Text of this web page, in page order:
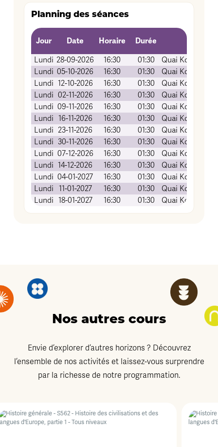
Planning des séances
Jour Date Horaire
Durée
Lundi 28-09-2026 16:30 01:30
Quai Koch
Lundi 05-10-2026 16:30 01:30
Quai Koch
Lundi 12-10-2026 16:30 01:30
Quai Koch
Lundi 02-11-2026 16:30 01:30
Quai Koch
Lundi 09-11-2026 16:30 01:30
Quai Koch
Lundi 16-11-2026 16:30 01:30
Quai Koch
Lundi 23-11-2026 16:30 01:30
Quai Koch
Lundi 30-11-2026 16:30 01:30
Quai Koch
Lundi 07-12-2026 16:30 01:30
Quai Koch
Lundi 14-12-2026 16:30 01:30
Quai Koch
Lundi 04-01-2027 16:30 01:30
Quai Koch
Lundi 11-01-2027 16:30 01:30
Quai Koch
Lundi 18-01-2027 16:30 01:30 Quai Koch
Nos autres cours
Envie d’explorer d’autres horizons ? Découvrez
l’ensemble de nos activités et laissez-vous surprendre
par la richesse de notre programmation.